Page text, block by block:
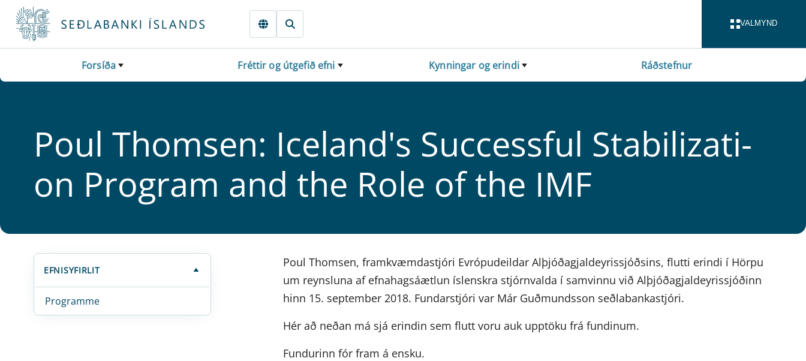
Fara beint í Meginmál
VALMYND
Forsíða Fréttir og útgefið efni Kynningar og erindi Ráðstefnur
Poul Thomsen: Iceland's Success­ful Sta­bilizati­
on Program and the Role of the IMF
EFNISYFIRLIT
Programme
Poul Thomsen, framkvæmdastjóri Evrópudeildar Alþjóðagjaldeyrissjóðsins, flutti erindi í Hörpu
um reynsluna af efnahagsáætlun íslenskra stjórnvalda í samvinnu við Alþjóðagjaldeyrissjóðinn
hinn 15. september 2018. Fundarstjóri var Már Guðmundsson seðlabankastjóri.
Hér að neðan má sjá erindin sem flutt voru auk upptöku frá fundinum.
Fundurinn fór fram á ensku.